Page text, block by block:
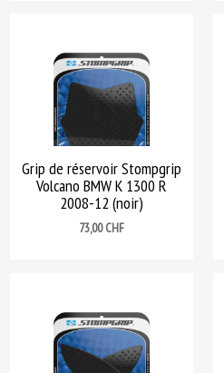
Grip de réservoir Stompgrip
Volcano BMW K 1300 R
2008-12 (noir)
Prix
73,00 CHF